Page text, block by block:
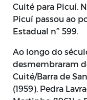
Cuité para Picuí.
Picuí passou ao
Estadual nº 599.
Ao longo do
desmembraram
Cuité/Barra de
(1959), Pedra